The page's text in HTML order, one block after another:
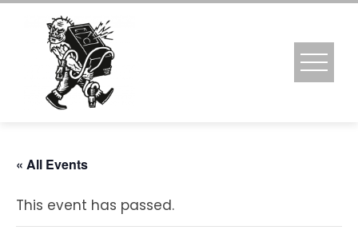
Skip
content
« All Events
This event has passed.